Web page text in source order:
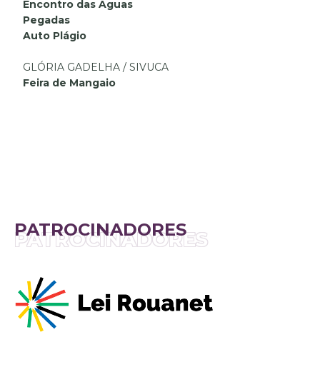
Encontro das Águas
Pegadas
Auto Plágio
GLÓRIA GADELHA / SIVUCA
Feira de Mangaio
PATROCINADORES
PATROCINADORES